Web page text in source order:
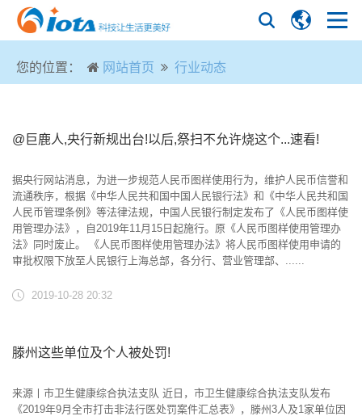
您的位置： 网站首页 行业动态
@巨鹿人,央行新规出台!以后,祭扫不允许烧这个...速看!
据央行网站消息，为进一步规范人民币图样使用行为，维护人民币信誉和
流通秩序，根据《中华人民共和国中国人民银行法》和《中华人民共和国
人民币管理条例》等法律法规，中国人民银行制定发布了《人民币图样使
用管理办法》，自2019年11月15日起施行。原《人民币图样使用管理办
法》同时废止。 《人民币图样使用管理办法》将人民币图样使用申请的
审批权限下放至人民银行上海总部，各分行、营业管理部、......
2019-10-28 20:32
滕州这些单位及个人被处罚!
来源丨市卫生健康综合执法支队 近日，市卫生健康综合执法支队发布
《2019年9月全市打击非法行医处罚案件汇总表》，滕州3人及1家单位因